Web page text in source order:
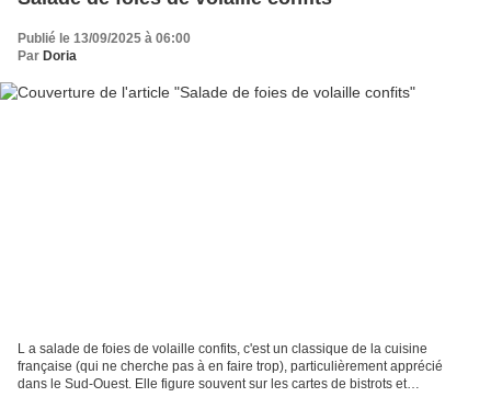
Publié le 13/09/2025 à 06:00
Par Doria
L a salade de foies de volaille confits, c'est un classique de la cuisine
française (qui ne cherche pas à en faire trop), particulièrement apprécié
dans le Sud-Ouest. Elle figure souvent sur les cartes de bistrots et